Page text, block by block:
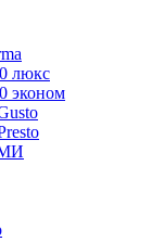
люкс
эконом